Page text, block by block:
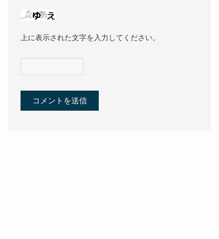
上に表示された文字を入力してください。